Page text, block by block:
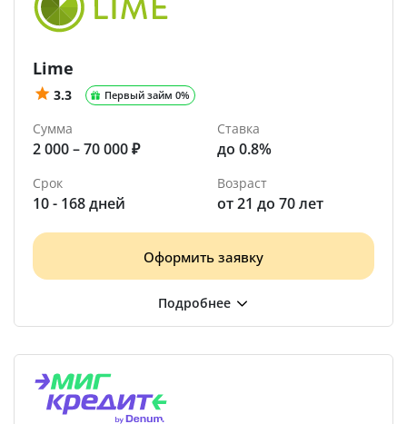
Lime
3.3 Первый займ 0%
Сумма
2 000 – 70 000 ₽
Ставка
до 0.8%
Срок
10 - 168 дней
Возраст
от 21 до 70 лет
Оформить заявку